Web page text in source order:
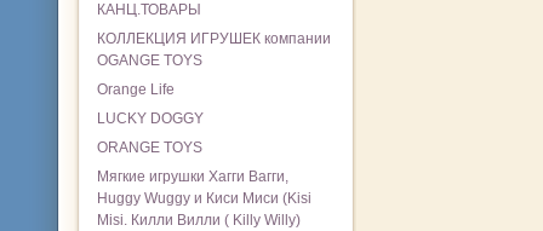
КАНЦ.ТОВАРЫ
КОЛЛЕКЦИЯ ИГРУШЕК компании
OGANGE TOYS
Orange Life
LUCKY DOGGY
ORANGE TOYS
Мягкие игрушки Хагги Вагги,
Huggy Wuggy и Киси Миси (Kisi
Misi. Килли Вилли ( Killy Willy)